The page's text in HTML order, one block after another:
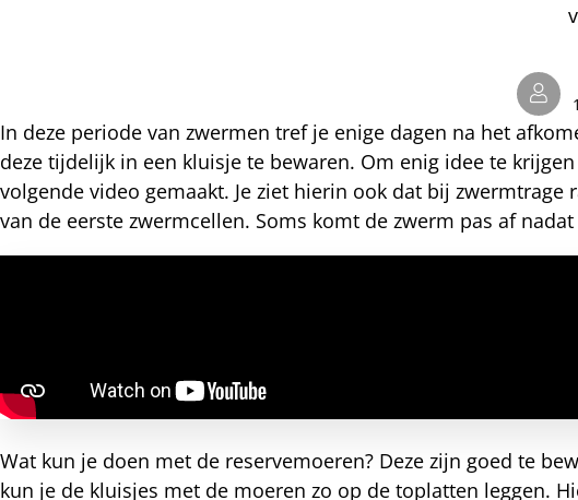
In deze periode van zwermen tref je enige dagen na het
deze tijdelijk in een kluisje te bewaren. Om enig idee te
volgende video gemaakt. Je ziet hierin ook dat bij
van de eerste zwermcellen. Soms komt de zwerm pas af
Wat kun je doen met de reservemoeren? Deze zijn goed te
kun je de kluisjes met de moeren zo op de toplatten leggen.